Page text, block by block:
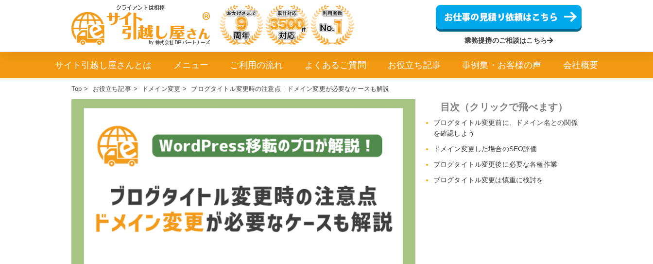
業務提携のご相談はこちら
サイト引越し屋さんとは メニュー ご利用の流れ よくあるご質問 お役立ち記事 事例集・お客様の声 会社概要
Top > お役立ち記事 > ドメイン変更 > ブログタイトル変更時の注意点｜ドメイン変更が必要なケースも解説
目次（クリックで飛べます）
ブログタイトル変更前に、ドメイン名との関係
を確認しよう
ドメイン変更した場合のSEO評価
ブログタイトル変更後に必要な各種作業
ブログタイトル変更は慎重に検討を